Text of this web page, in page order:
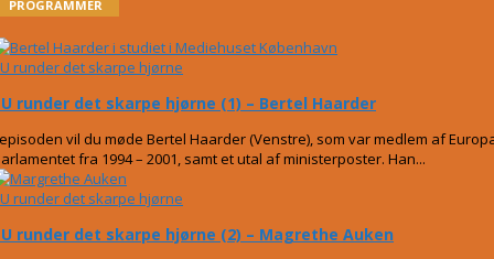
PROGRAMMER
runder det skarpe hjørne
runder det skarpe hjørne (1) – Bertel Haarder
vil du møde Bertel Haarder (Venstre), som var medlem af
fra 1994 – 2001, samt et utal af ministerposter. Han...
runder det skarpe hjørne
runder det skarpe hjørne (2) – Magrethe Auken